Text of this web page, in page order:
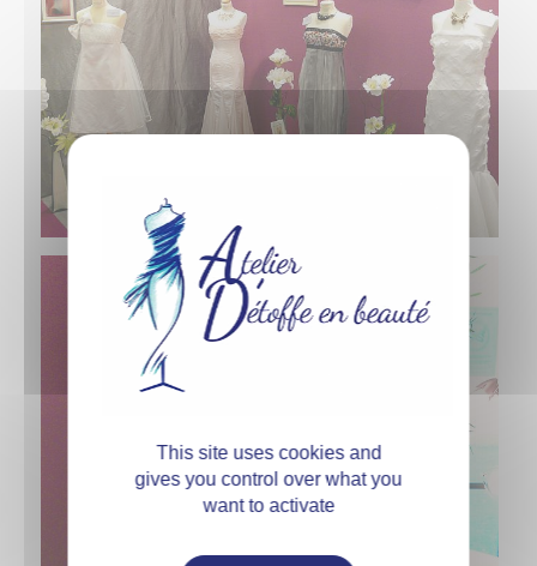
This site uses cookies and
gives you control over what you
want to activate